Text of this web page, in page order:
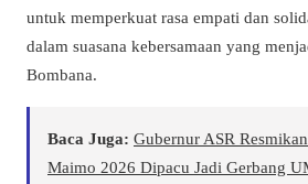
untuk memperkuat rasa empati dan
dalam suasana kebersamaan yang
Bombana.
Baca Juga: Gubernur ASR
Maimo 2026 Dipacu Jadi Gerbang